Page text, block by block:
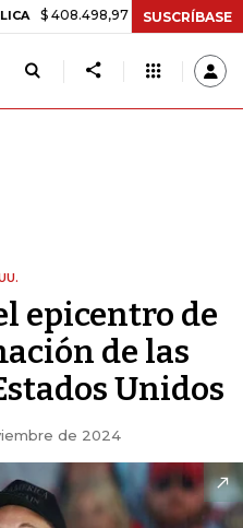
+$ 8.753,81 +2,19%
SUSCRÍBASE
epicentro de
de las
Unidos
de 2024